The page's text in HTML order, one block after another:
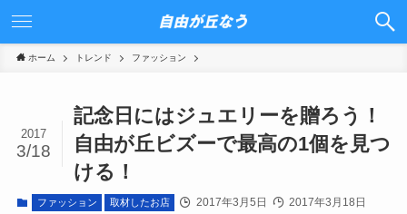
ホーム トレンド ファッション
記念日にはジュエリーを贈ろう！
自由が丘ビズーで最高の1個を見つ
ける！
2017
3/18
ファッション 取材したお店 2017年3月5日 2017年3月18日